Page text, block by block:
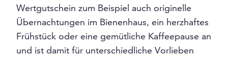
Wertgutschein zum Beispiel auch originelle
Übernachtungen im Bienenhaus, ein herzhaftes
Frühstück oder eine gemütliche Kaffeepause an
und ist damit für unterschiedliche Vorlieben